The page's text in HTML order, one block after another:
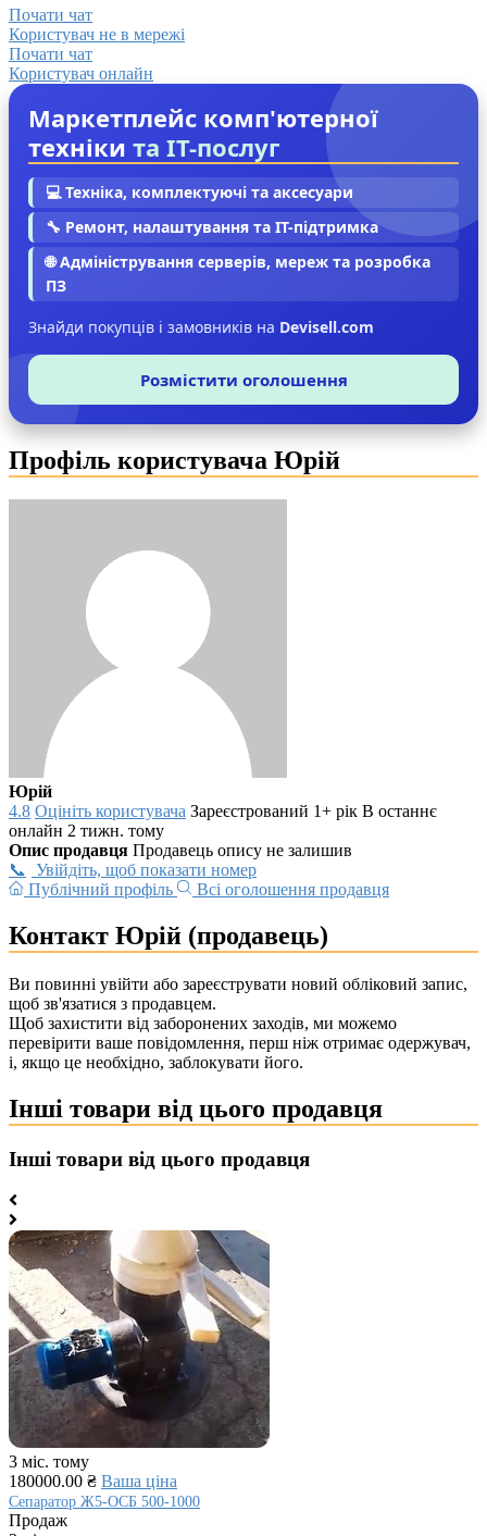
Почати чат
Користувач не в мережі
Почати чат
Користувач онлайн
Маркетплейс комп'ютерної
техніки та IT-послуг
💻 Техніка, комплектуючі та аксесуари
🔧 Ремонт, налаштування та IT-підтримка
🌐 Адміністрування серверів, мереж та розробка
ПЗ
Знайди покупців і замовників на Devisell.com
Розмістити оголошення
Профіль користувача Юрій
Юрій
4.8 Оцініть користувача Зареєстрований 1+ рік В останнє
онлайн 2 тижн. тому
Опис продавця Продавець опису не залишив
Увійдіть, щоб показати номер
Публічний профіль
Всі оголошення продавця
Контакт Юрій (продавець)
Ви повинні увійти або зареєструвати новий обліковий запис,
щоб зв'язатися з продавцем.
Щоб захистити від заборонених заходів, ми можемо
перевірити ваше повідомлення, перш ніж отримає одержувач,
і, якщо це необхідно, заблокувати його.
Інші товари від цього продавця
Інші товари від цього продавця
3 міс. тому
180000.00 ₴ Ваша ціна
Сепаратор Ж5-ОСБ 500-1000
Продаж